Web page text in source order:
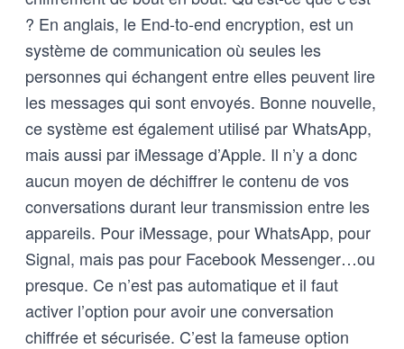
? En anglais, le End-to-end encryption, est un
système de communication où seules les
personnes qui échangent entre elles peuvent lire
les messages qui sont envoyés. Bonne nouvelle,
ce système est également utilisé par WhatsApp,
mais aussi par iMessage d’Apple. Il n’y a donc
aucun moyen de déchiffrer le contenu de vos
conversations durant leur transmission entre les
appareils. Pour iMessage, pour WhatsApp, pour
Signal, mais pas pour Facebook Messenger…ou
presque. Ce n’est pas automatique et il faut
activer l’option pour avoir une conversation
chiffrée et sécurisée. C’est la fameuse option